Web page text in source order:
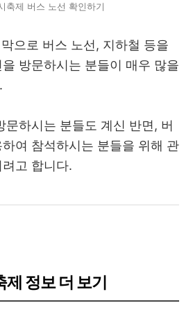
축제 버스 노선 확인하기
으로 버스 노선, 지하철 등을
방문하시는 분들이 매우 많을
문하시는 분들도 계신 반면, 버
여 참석하시는 분들을 위해 관
고 합니다.
정보 더 보기